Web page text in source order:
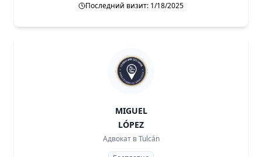
Последний визит: 1/18/2025
MIGUEL
LÓPEZ
Адвокат в Tulcán